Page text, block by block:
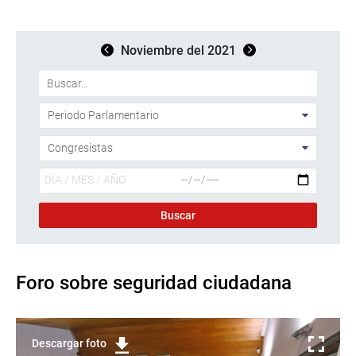
Noviembre del 2021
Foro sobre seguridad ciudadana
Descargar foto